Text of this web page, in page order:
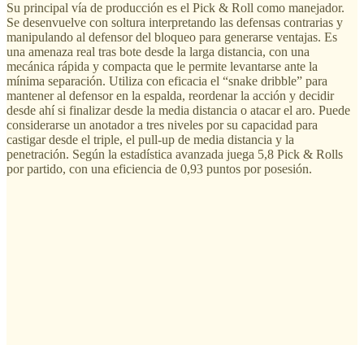
Su principal vía de producción es el Pick & Roll como manejador.
Se desenvuelve con soltura interpretando las defensas contrarias y
manipulando al defensor del bloqueo para generarse ventajas. Es
una amenaza real tras bote desde la larga distancia, con una
mecánica rápida y compacta que le permite levantarse ante la
mínima separación. Utiliza con eficacia el “snake dribble” para
mantener al defensor en la espalda, reordenar la acción y decidir
desde ahí si finalizar desde la media distancia o atacar el aro. Puede
considerarse un anotador a tres niveles por su capacidad para
castigar desde el triple, el pull-up de media distancia y la
penetración. Según la estadística avanzada juega 5,8 Pick & Rolls
por partido, con una eficiencia de 0,93 puntos por posesión.